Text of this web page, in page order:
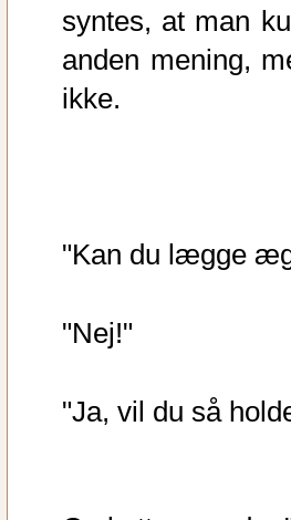
syntes, at man
anden mening,
ikke.
"Kan du lægge
"Nej!"
"Ja, vil du så